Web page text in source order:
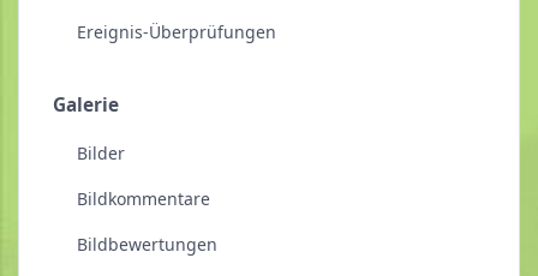
Ereignis-Überprüfungen
Galerie
Bilder
Bildkommentare
Bildbewertungen